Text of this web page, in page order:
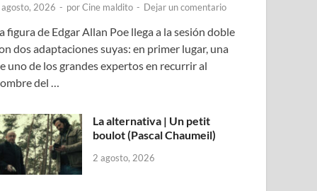
2026 - porCine maldito - Dejar un comentario
figura de Edgar Allan Poe llega a la sesión doble
dos adaptaciones suyas: en primer lugar, una
uno de los grandes expertos en recurrir al
del …
La alternativa | Un petit
boulot (Pascal Chaumeil)
2 agosto, 2026